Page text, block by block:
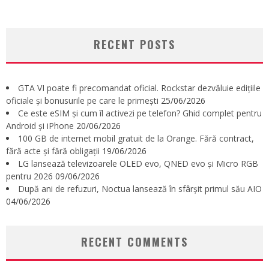
RECENT POSTS
GTA VI poate fi precomandat oficial. Rockstar dezvăluie edițiile
oficiale și bonusurile pe care le primești 25/06/2026
Ce este eSIM și cum îl activezi pe telefon? Ghid complet pentru
Android și iPhone 20/06/2026
100 GB de internet mobil gratuit de la Orange. Fără contract,
fără acte și fără obligații 19/06/2026
LG lansează televizoarele OLED evo, QNED evo și Micro RGB
pentru 2026 09/06/2026
După ani de refuzuri, Noctua lansează în sfârșit primul său AIO
04/06/2026
RECENT COMMENTS